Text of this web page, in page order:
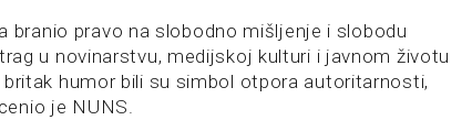
branio pravo na slobodno mišljenje i slobodu
u novinarstvu, medijskoj kulturi i javnom životu
humor bili su simbol otpora autoritarnosti,
je NUNS.